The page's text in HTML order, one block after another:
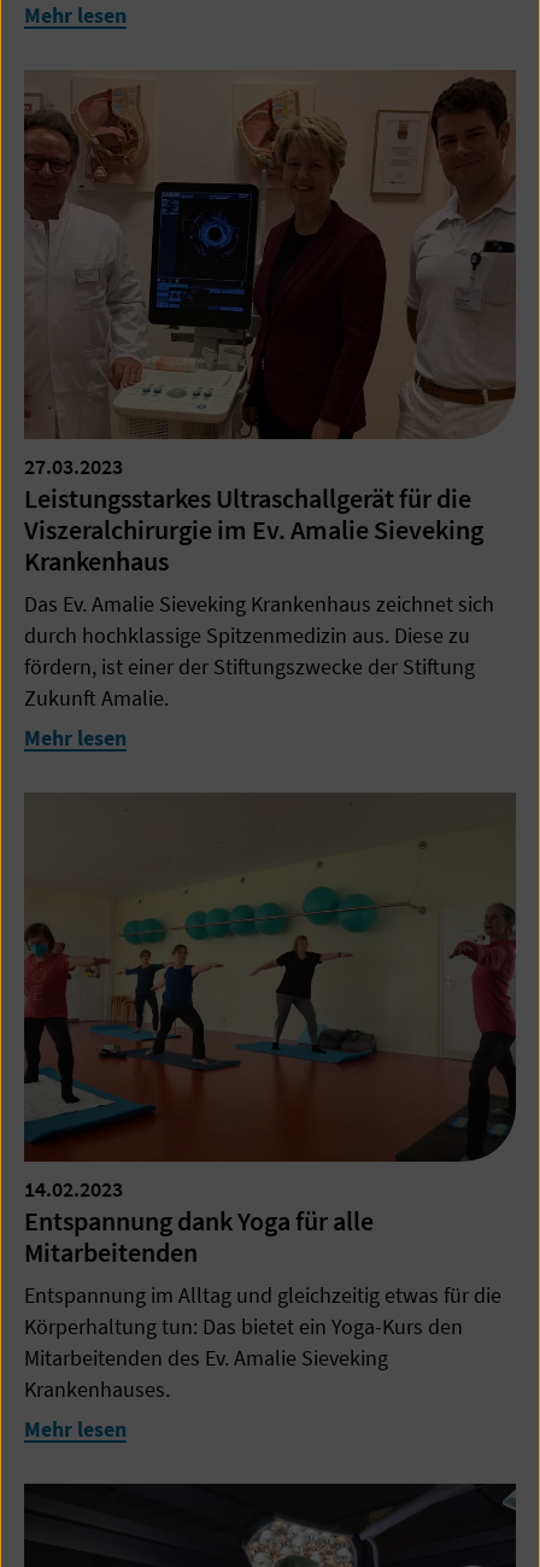
Mehr lesen
27.03.2023
Leistungsstarkes Ultraschallgerät für die
Viszeralchirurgie im Ev. Amalie Sieveking
Krankenhaus
Das Ev. Amalie Sieveking Krankenhaus zeichnet sich
durch hochklassige Spitzenmedizin aus. Diese zu
fördern, ist einer der Stiftungszwecke der Stiftung
Zukunft Amalie.
Mehr lesen
14.02.2023
Entspannung dank Yoga für alle
Mitarbeitenden
Entspannung im Alltag und gleichzeitig etwas für die
Körperhaltung tun: Das bietet ein Yoga-Kurs den
Mitarbeitenden des Ev. Amalie Sieveking
Krankenhauses.
Mehr lesen